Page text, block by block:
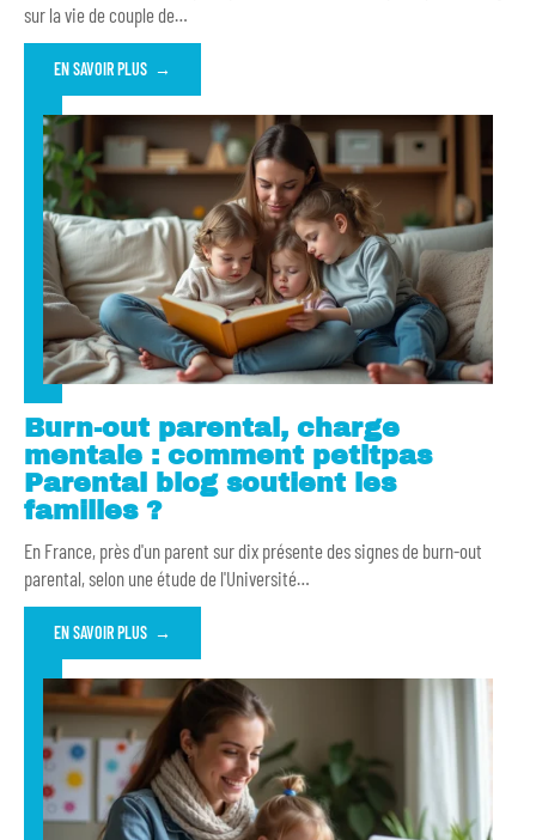
sur la vie de couple de…
EN SAVOIR PLUS
Burn-out parental, charge
mentale : comment petitpas
Parental blog soutient les
familles ?
En France, près d'un parent sur dix présente des signes de burn-out
parental, selon une étude de l'Université…
EN SAVOIR PLUS